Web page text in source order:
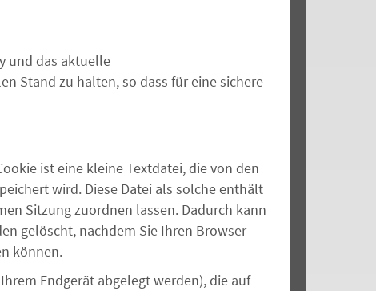
und das aktuelle
Stand zu halten, so dass für eine sichere
ist eine kleine Textdatei, die von den
wird. Diese Datei als solcheenthält
Sitzung zuordnen lassen. Dadurch kann
gelöscht, nachdem Sie Ihren Browser
können.
Endgerät abgelegt werden), die auf